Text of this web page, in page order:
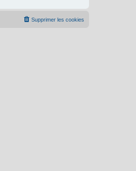
Supprimer les cookies